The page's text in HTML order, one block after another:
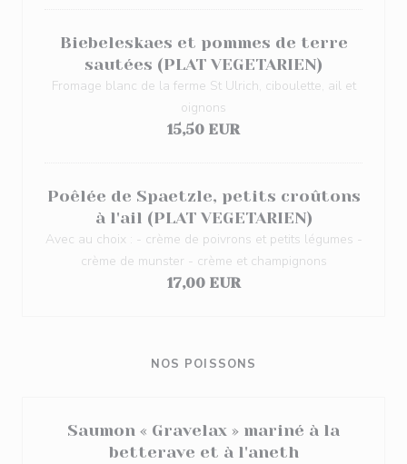
Biebeleskaes et pommes de terre
sautées (PLAT VEGETARIEN)
Fromage blanc de la ferme St Ulrich, ciboulette, ail et
oignons
15,50 EUR
Poêlée de Spaetzle, petits croûtons
à l'ail (PLAT VEGETARIEN)
Avec au choix : - crème de poivrons et petits légumes -
crème de munster - crème et champignons
17,00 EUR
NOS POISSONS
Saumon « Gravelax » mariné à la
betterave et à l'aneth